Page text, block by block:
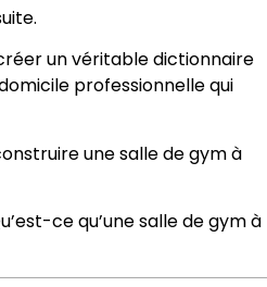
un véritable dictionnaire
professionnelle qui
une salle de gym à
ce qu’une salle de gym à